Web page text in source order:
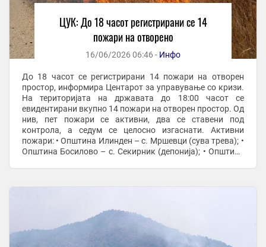
ЦУК: До 18 часот регистрирани се 14
пожари на отворено
16/06/2026 06:46 - Инфо
До 18 часот се регистрирани 14 пожари на отворен
простор, информира Центарот за управување со кризи.
На територијата на државата до 18:00 часот се
евидентирани вкупно 14 пожари на отворен простор. Од
нив, пет пожари се активни, два се ставени под
контрола, а седум се целосно изгаснати. Активни
пожари: • Општина Илинден – с. Мршевци (сува трева); •
Општина Босилово – с. Секирник (депонија); • Општина